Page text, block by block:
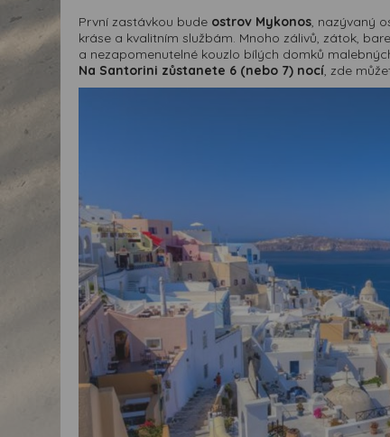
První zastávkou bude ostrov Mykonos, nazývaný
kráse a kvalitním službám. Mnoho zálivů, zátok,
a nezapomenutelné kouzlo bílých domků
Na Santorini zůstanete 6 (nebo 7) nocí, zde